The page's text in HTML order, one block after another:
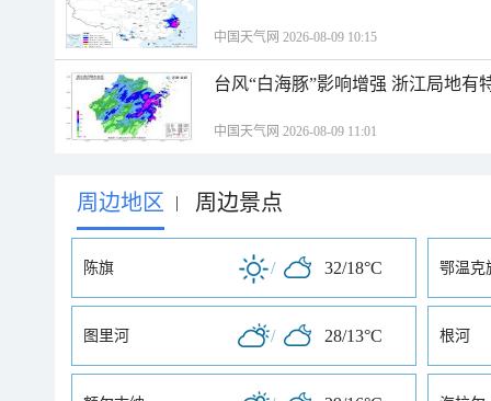
中国天气网 2026-08-09 10:15
台风“白海豚”影响增强 浙江局地有
中国天气网 2026-08-09 11:01
周边地区 | 周边景点
陈旗 / 32/18°C 鄂温克
图里河 / 28/13°C 根河